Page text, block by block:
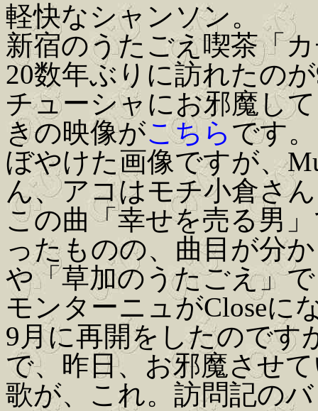
軽快なシャンソン。
新宿のうたごえ喫茶「
20数年ぶりに訪れたの
チューシャにお邪魔し
きの映像がこちら です。
ぼやけた画像ですが、
ん、アコはモチ小倉さ
この曲「幸せを売る男
ったものの、曲目が分
や「草加のうたごえ」
モンターニュがCloseに
9月に再開をしたのです
で、昨日、お邪魔させ
歌が、これ。訪問記の